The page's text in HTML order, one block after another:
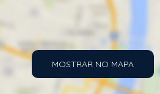
MOSTRAR NO MAPA